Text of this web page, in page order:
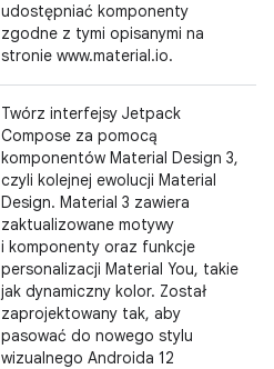
udostępniać komponenty
zgodne z tymi opisanymi na
stronie www.material.io.
Twórz interfejsy Jetpack
Compose za pomocą
komponentów Material Design 3,
czyli kolejnej ewolucji Material
Design. Material 3 zawiera
zaktualizowane motywy
i komponenty oraz funkcje
personalizacji Material You, takie
jak dynamiczny kolor. Został
zaprojektowany tak, aby
pasować do nowego stylu
wizualnego Androida 12